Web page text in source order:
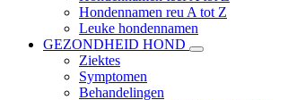
Hondennamen reu A tot Z
Leuke hondennamen
GEZONDHEID HOND
Ziektes
Symptomen
Behandelingen